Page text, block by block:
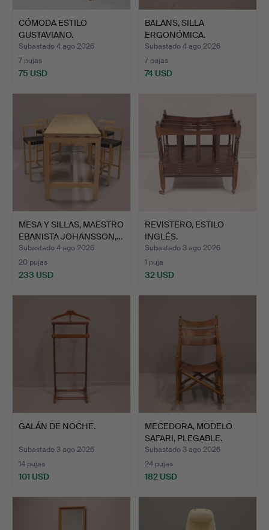
CÓMODA ESTILO
GUSTAVIANO.
Subastado 4 ago 2026
7 pujas
75 USD
BALANS, SILLA
ERGONÓMICA.
Subastado 4 ago 2026
7 pujas
74 USD
MESA Y SILLAS, MAESTRO
EBANISTA JOHANSSON,…
Subastado 4 ago 2026
20 pujas
233 USD
REVISTERO, ESTILO
INGLÉS.
Subastado 3 ago 2026
1 puja
32 USD
GALÁN DE NOCHE.
Subastado 3 ago 2026
14 pujas
101 USD
MECEDORA, MODELO
SAFARI, PLEGABLE.
Subastado 3 ago 2026
24 pujas
182 USD